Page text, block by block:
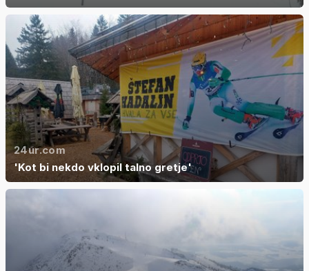
24ur.com
'Kot bi nekdo vklopil talno gretje'